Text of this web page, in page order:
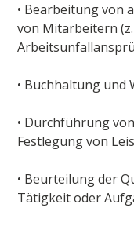
• Bearbeitung von
von Mitarbeitern
• Buchhaltung
• Durchführung
Festlegung von
• Beurteilung der
Tätigkeit oder